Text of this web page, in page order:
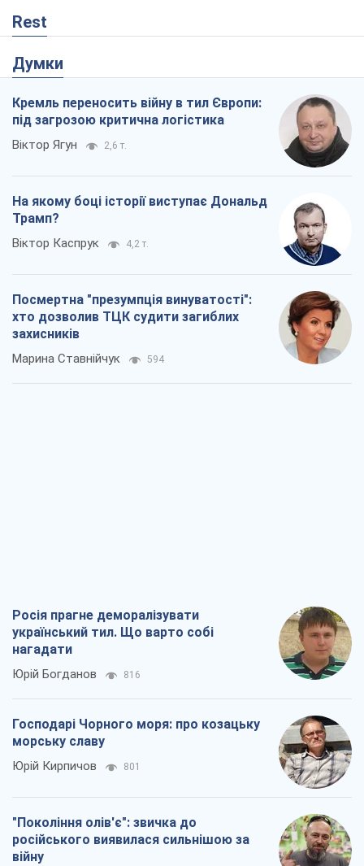
Rest
Думки
Кремль переносить війну в тил Європи:
під загрозою критична логістика
Віктор Ягун 2,6 т.
На якому боці історії виступає Дональд
Трамп?
Віктор Каспрук 4,2 т.
Посмертна "презумпція винуватості":
хто дозволив ТЦК судити загиблих
захисників
Марина Ставнійчук 594
Росія прагне деморалізувати
український тил. Що варто собі
нагадати
Юрій Богданов 816
Господарі Чорного моря: про козацьку
морську славу
Юрій Кирпичов 801
"Покоління олів'є": звичка до
російського виявилася сильнішою за
війну